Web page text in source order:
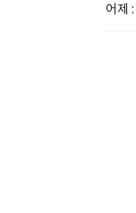
어제 :